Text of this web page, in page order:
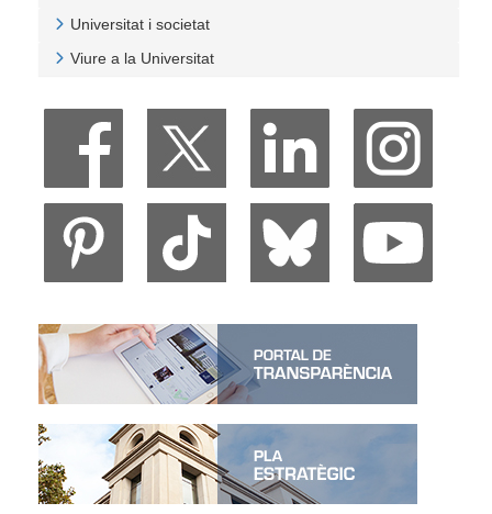
Universitat i societat
Viure a la Universitat